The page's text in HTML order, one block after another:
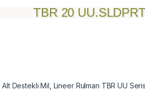
TBR 20
Alt Destekli Mil Lineer Rulman TBR UU